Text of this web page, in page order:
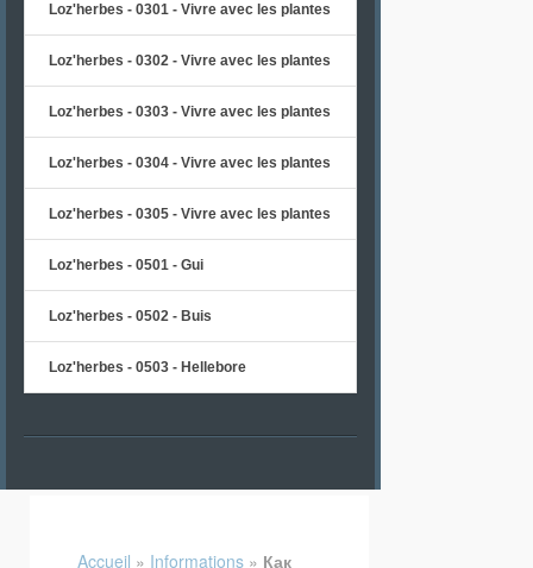
Loz'herbes - 0301 - Vivre avec les plantes
Loz'herbes - 0302 - Vivre avec les plantes
Loz'herbes - 0303 - Vivre avec les plantes
Loz'herbes - 0304 - Vivre avec les plantes
Loz'herbes - 0305 - Vivre avec les plantes
Loz'herbes - 0501 - Gui
Loz'herbes - 0502 - Buis
Loz'herbes - 0503 - Hellebore
Accueil » Informations » Как